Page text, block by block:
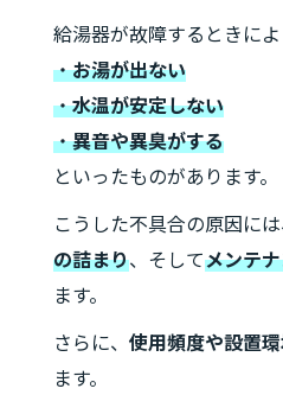
給湯器が故障するときによ
・お湯が出ない
・水温が安定しない
・異音や異臭がする
といったものがあります。
こうした不具合の原因には
の詰まり、そしてメンテ
ます。
さらに、 使用頻度や設置
ます。